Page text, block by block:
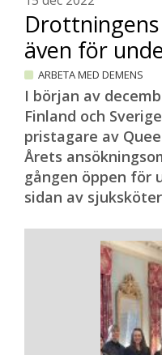
även för
ARBETA MED DEMENS
I början av
Finland och
pristagare av
Årets
gången öppen för
sidan av